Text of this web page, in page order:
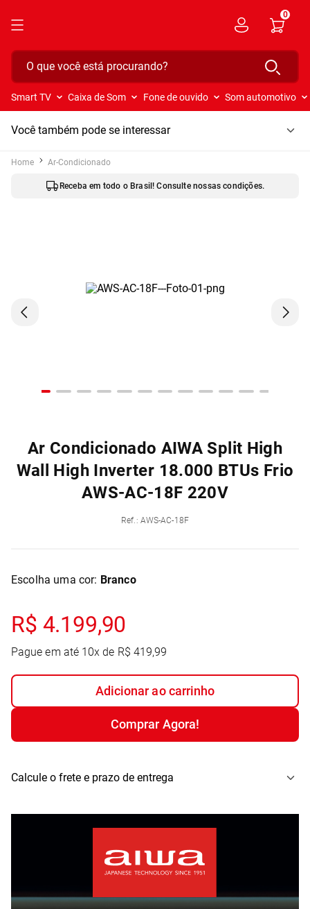
0
O que você está procurando?
Smart TV Caixa de Som Fone de ouvido Som automotivo
Você também pode se interessar
Ar-Condicionado
Parcele suas compras em até 12x sem juros no cartão.
Ar Condicionado AIWA Split High
Wall High Inverter 18.000 BTUs Frio
AWS-AC-18F 220V
Ref.: AWS-AC-18F
Escolha uma cor: Branco
R$ 4.199,90
Pague em até 10x de R$ 419,99
Adicionar ao carrinho
Comprar Agora!
Calcule o frete e prazo de entrega